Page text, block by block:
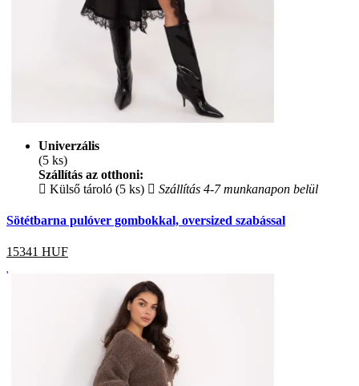
Univerzális
(5 ks)
Szállítás az otthoni:
Külső tároló (5 ks)
Szállítás 4-7 munkanapon belül
Sötétbarna pulóver gombokkal, oversized szabással
15341 HUF